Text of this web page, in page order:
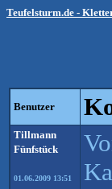
Teufelsturm.de -
Benutzer
Tillmann
Fünfstück
01.06.2009 13:51